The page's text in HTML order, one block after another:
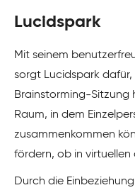
Lucidspark
Mit seinem
sorgt Lucidspark dafür,
Brainstorming-Sitzung
Raum, in dem
zusammenkommen
fördern, ob in
Durch die